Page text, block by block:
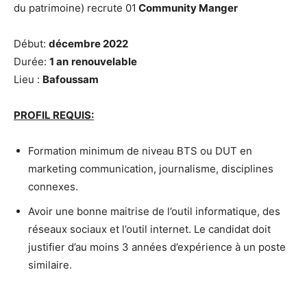
du patrimoine) recrute 01 Community Manger
Début: décembre 2022
Durée: 1 an renouvelable
Lieu : Bafoussam
PROFIL REQUIS:
Formation minimum de niveau BTS ou DUT en
marketing communication, journalisme, disciplines
connexes.
Avoir une bonne maitrise de l’outil informatique, des
réseaux sociaux et l’outil internet. Le candidat doit
justifier d’au moins 3 années d’expérience à un poste
similaire.